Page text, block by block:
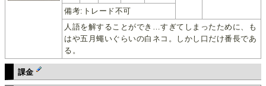
備考:トレード不可
人語を解することができ…すぎてしまったために、も
はや五月蠅いぐらいの白ネコ。しかし口だけ番長であ
る。
課金